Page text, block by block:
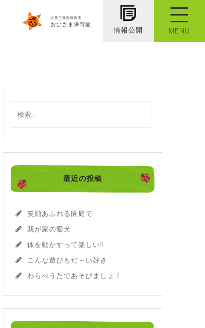
企業主導型保育園
おひさま保育園
情報公開 MENU
最近の投稿
笑顔あふれる園庭で
我が家の愛犬
体を動かすって楽しい!!
こんな遊びもだ～い好き
わらべうたであそびましょ！